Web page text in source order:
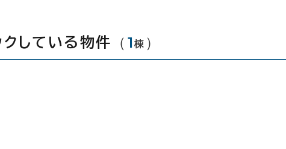
している物件 （ 1棟 ）